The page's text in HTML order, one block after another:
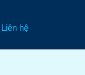
Liên hệ